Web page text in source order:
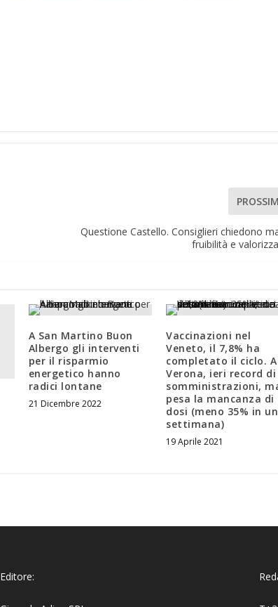
Questione Castello. Consiglieri chiedono
fruibilità e
A San Martino Buon
Albergo gli interventi
per il risparmio
energetico hanno
radici lontane
21 Dicembre 2022
Vaccinazioni nel
Veneto, il 7,8% ha
completato il ciclo. A
Verona, ieri record di
somministrazioni,
pesa la mancanza di
dosi (meno 35% in
settimana)
19 Aprile 2021
Editore: